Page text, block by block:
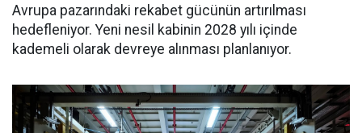
Avrupa pazarındaki rekabet gücünün artırılması
hedefleniyor. Yeni nesil kabinin 2028 yılı içinde
kademeli olarak devreye alınması planlanıyor.